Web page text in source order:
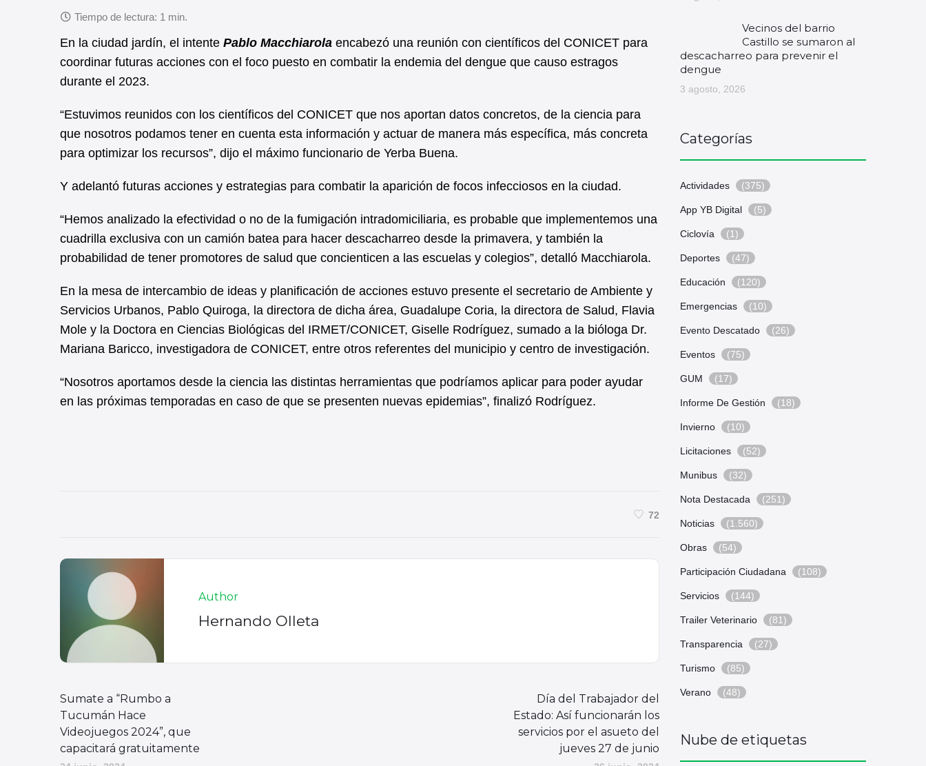
c
e
b
o
o
k
at
s
A
p
p
En la ciudad jardín, el intente Pablo Macchiarola encabezó una reunión con científicos del CONICET para
coordinar futuras acciones con el foco puesto en combatir la endemia del dengue que causo estragos
durante el 2023.
“Estuvimos reunidos con los científicos del CONICET que nos aportan datos concretos, de la ciencia para
que nosotros podamos tener en cuenta esta información y actuar de manera más específica, más concreta
para optimizar los recursos”, dijo el máximo funcionario de Yerba Buena.
Y adelantó futuras acciones y estrategias para combatir la aparición de focos infecciosos en la ciudad.
“Hemos analizado la efectividad o no de la fumigación intradomiciliaria, es probable que implementemos una
cuadrilla exclusiva con un camión batea para hacer descacharreo desde la primavera, y también la
probabilidad de tener promotores de salud que concienticen a las escuelas y colegios”, detalló Macchiarola.
En la mesa de intercambio de ideas y planificación de acciones estuvo presente el secretario de Ambiente y
Servicios Urbanos, Pablo Quiroga, la directora de dicha área, Guadalupe Coria, la directora de Salud, Flavia
Mole y la Doctora en Ciencias Biológicas del IRMET/CONICET, Giselle Rodríguez, sumado a la bióloga Dr.
Mariana Baricco, investigadora de CONICET, entre otros referentes del municipio y centro de investigación.
“Nosotros aportamos desde la ciencia las distintas herramientas que podríamos aplicar para poder ayudar
en las próximas temporadas en caso de que se presenten nuevas epidemias”, finalizó Rodríguez.
72
Author
Hernando Olleta
Sumate a “Rumbo a
Tucumán Hace
Videojuegos 2024”, que
capacitará gratuitamente
Día del Trabajador del
Estado: Así funcionarán los
servicios por el asueto del
jueves 27 de junio
Vecinos del barrio
Castillo se sumaron al
descacharreo para prevenir el
dengue
3 agosto, 2026
Categorías
Actividades (375)
App YB Digital (5)
Ciclovía (1)
Deportes (47)
Educación (120)
Emergencias (10)
Evento Descatado (26)
Eventos (75)
GUM (17)
Informe De Gestión (18)
Invierno (10)
Licitaciones (52)
Munibus (32)
Nota Destacada (251)
Noticias (1.560)
Obras (54)
Participación Ciudadana (108)
Servicios (144)
Trailer Veterinario (81)
Transparencia (27)
Turismo (85)
Verano (48)
Nube de etiquetas